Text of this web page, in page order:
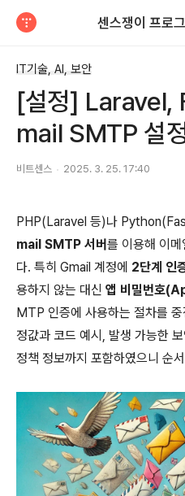
센스쟁이 프로
IT기술, AI, 보안
[설정] Laravel,
mail SMTP 설
비트센스 2025. 3. 25. 17:40
PHP(Laravel 등)나
mail SMTP 서버를 이용해 이메
다. 특히 Gmail 계정에 2단계
용하지 않는 대신 앱 비밀번호
MTP 인증에 사용하는 절차를
정값과 코드 예시, 발생 가능한
정책 정보까지 포함하였으니 순